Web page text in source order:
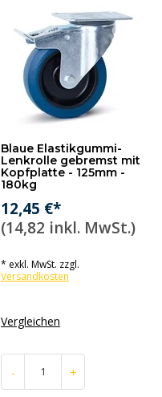
Blaue Elastikgummi-
Lenkrolle gebremst mit
Kopfplatte - 125mm -
180kg
12,45 €*
(14,82 inkl. MwSt.)
* exkl. MwSt. zzgl.
Versandkosten
Vergleichen
- +